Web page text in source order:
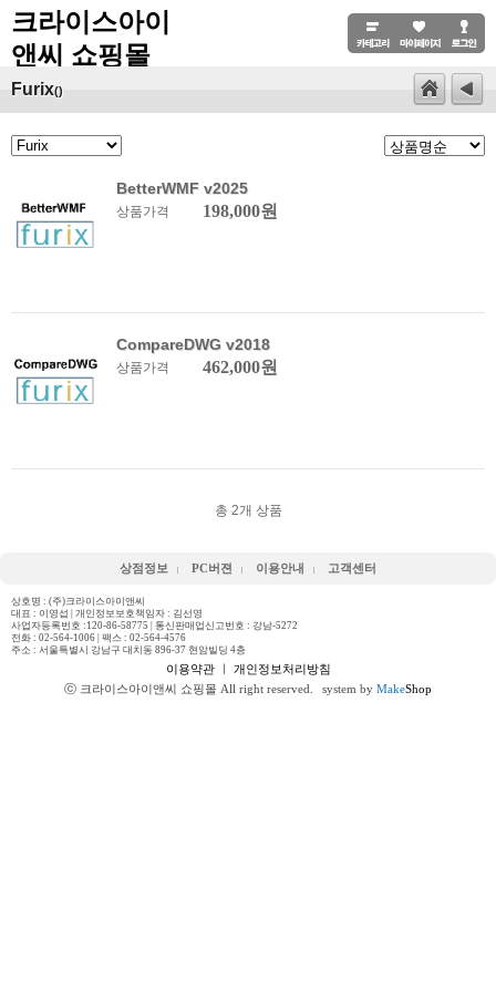
크라이스아이
앤씨 쇼핑몰
Furix()
BetterWMF v2025
상품가격 198,000원
CompareDWG v2018
상품가격 462,000원
총 2개 상품
상점정보 PC버젼 이용안내 고객센터
상호명 : (주)크라이스아이앤씨
대표 : 이영섭 | 개인정보보호책임자 : 김선영
사업자등록번호 :120-86-58775 | 통신판매업신고번호 : 강남-5272
전화 : 02-564-1006 | 팩스 : 02-564-4576
주소 : 서울특별시 강남구 대치동 896-37 현암빌딩 4층
이용약관ㅣ 개인정보처리방침
ⓒ 크라이스아이앤씨 쇼핑몰 All right reserved.
system by MakeShop